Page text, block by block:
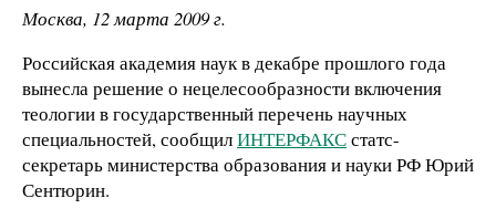
Москва, 12 марта 2009 г.
Российская академия наук в декабре прошлого года
вынесла решение о нецелесообразности включения
теологии в государственный перечень научных
специальностей, сообщилИНТЕРФАКСстатс-
секретарь министерства образования и науки РФ Юрий
Сентюрин.